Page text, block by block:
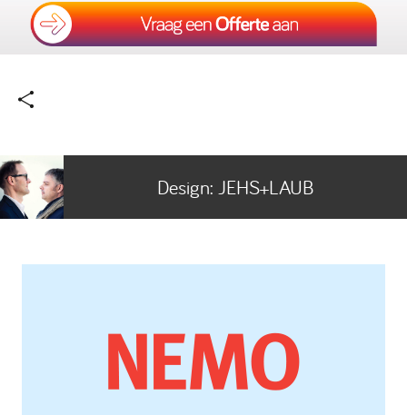
Design: JEHS+LAUB